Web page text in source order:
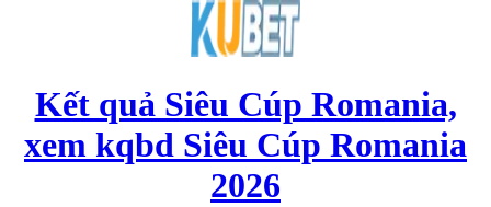
Kết quả Siêu Cúp Romania,
xem kqbd Siêu Cúp Romania
2026